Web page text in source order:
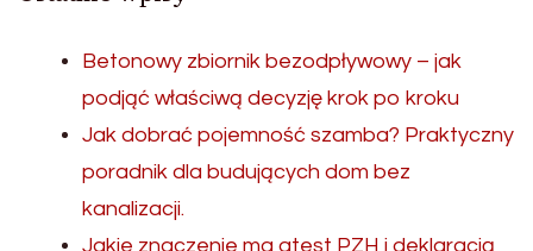
Betonowy zbiornik bezodpływowy – jak
podjąć właściwą decyzję krok po kroku
Jak dobrać pojemność szamba? Praktyczny
poradnik dla budujących dom bez
kanalizacji.
Jakie znaczenie ma atest PZH i deklaracją